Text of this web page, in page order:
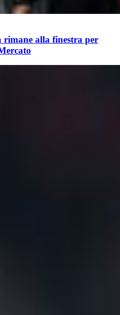
rimane alla finestra per